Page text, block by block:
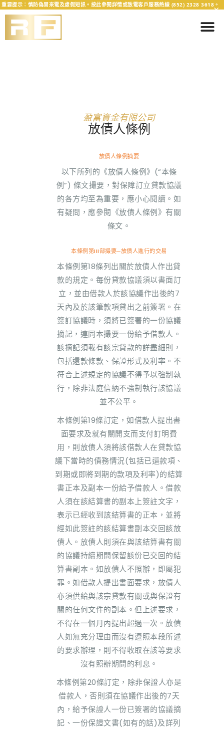
重要提示：慎防偽冒來電及虛假短訊。按此參閱詳情或致電客戶服務熱線 (852) 2328 3618。
×
盈富資金有限公司
放債人條例
放債人條例摘要
以下所列的《放債人條例》(“本條
例”) 條文撮要，對保障訂立貸款協議
的各方均至為重要，應小心閱讀。如
有疑問，應參閱《放債人條例》有關
條文。
本條例第III部撮要─放債人進行的交易
本條例第18條列出關於放債人作出貸
款的規定。每份貸款協議須以書面訂
立，並由借款人於該協議作出後的7
天內及於該筆款項貸出之前簽署。在
簽訂協議時，須將已簽署的一份協議
摘記，連同本撮要一份給予借款人。
該摘記須載有該宗貸款的詳盡細則，
包括還款條款、保證形式及利率。不
符合上述規定的協議不得予以強制執
行，除非法庭信納不強制執行該協議
並不公平。
本條例第19條訂定，如借款人提出書
面要求及就有關開支而支付訂明費
用，則放債人須將該借款人在貸款協
議下當時的債務情況(包括已還款項、
到期或即將到期的款項及利率)的結算
書正本及副本一份給予借款人。借款
人須在該結算書的副本上簽註文字，
表示已經收到該結算書的正本，並將
經如此簽註的該結算書副本交回該放
債人。放債人則須在與該結算書有關
的協議持續期間保留該份已交回的結
算書副本。如放債人不照辦，即屬犯
罪。如借款人提出書面要求，放債人
亦須供給與該宗貸款有關或與保證有
關的任何文件的副本。但上述要求，
不得在一個月內提出超過一次。放債
人如無充分理由而沒有遵照本段所述
的要求辦理，則不得收取在該等要求
沒有照辦期間的利息。
本條例第20條訂定，除非保證人亦是
借款人，否則須在協議作出後的7天
內，給予保證人一份已簽署的協議摘
記、一份保證文書(如有的話)及詳列